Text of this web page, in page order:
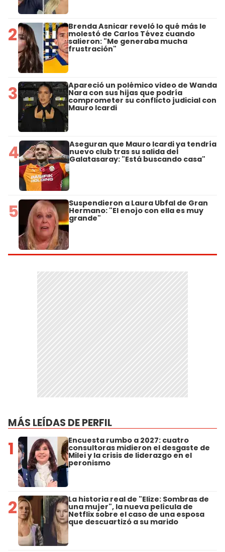
2 Brenda Asnicar reveló lo qué más le
molestó de Carlos Tévez cuando
salieron: "Me generaba mucha
frustración"
3 Apareció un polémico video de Wanda
Nara con sus hijas que podría
comprometer su conflicto judicial con
Mauro Icardi
4 Aseguran que Mauro Icardi ya tendría
nuevo club tras su salida del
Galatasaray: "Está buscando casa"
5 Suspendieron a Laura Ubfal de Gran
Hermano: "El enojo con ella es muy
grande"
MÁS LEÍDAS DE PERFIL
1 Encuesta rumbo a 2027: cuatro
consultoras midieron el desgaste de
Milei y la crisis de liderazgo en el
peronismo
2 La historia real de "Elize: Sombras de
una mujer", la nueva película de
Netflix sobre el caso de una esposa
que descuartizó a su marido